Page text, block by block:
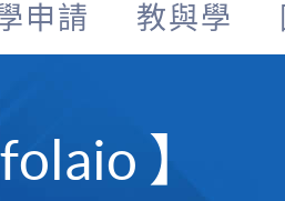
申請 教與學
】